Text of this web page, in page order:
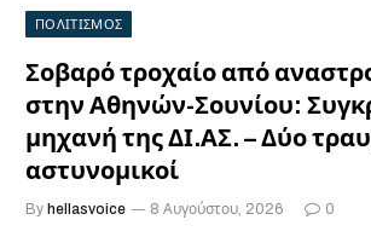
ΠΟΛΙΤΙΣΜΟΣ
Σοβαρό τροχαίο από
στην Αθηνών-Σουνίου:
μηχανή της ΔΙ.ΑΣ. – Δύο
αστυνομικοί
By hellasvoice 8 Αυγούστου, 2026 0